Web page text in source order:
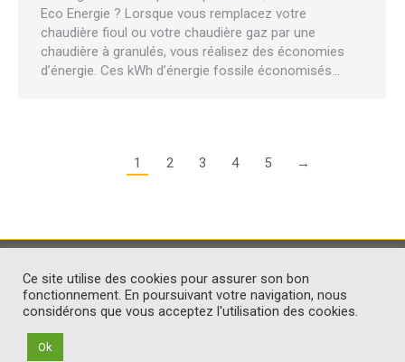
Eco Energie ? Lorsque vous remplacez votre
chaudière fioul ou votre chaudière gaz par une
chaudière à granulés, vous réalisez des économies
d’énergie. Ces kWh d’énergie fossile économisés…
1 2 3 4 5 →
Contact-Mentions légales
Ce site utilise des cookies pour assurer son bon
fonctionnement. En poursuivant votre navigation, nous
considérons que vous acceptez l'utilisation des cookies.
Ok